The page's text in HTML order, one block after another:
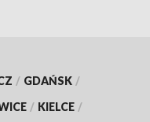
/ GDAŃSK /
/ KIELCE /